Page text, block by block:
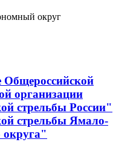
округ
Общероссийской
организации
стрельбы России"
стрельбы Ямало-
округа"